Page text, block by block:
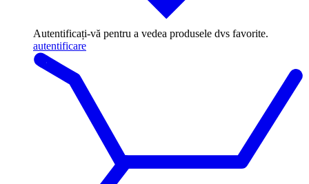
Autentificați-vă pentru a vedea produsele dvs favorite.
autentificare